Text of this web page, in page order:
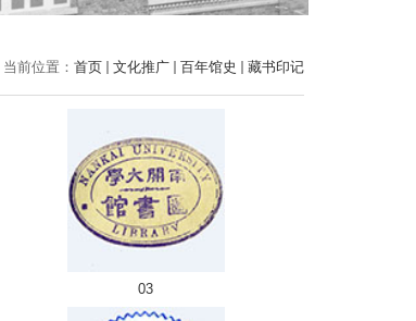
当前位置： 首页 文化推广 百年馆史 藏书印记
03